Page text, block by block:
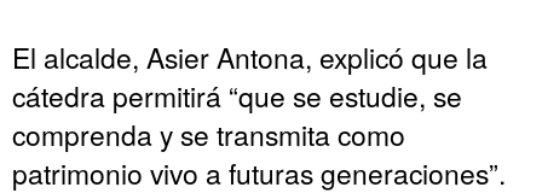
El alcalde, Asier Antona, explicó que la
cátedra permitirá “que se estudie, se
comprenda y se transmita como
patrimonio vivo a futuras generaciones”.